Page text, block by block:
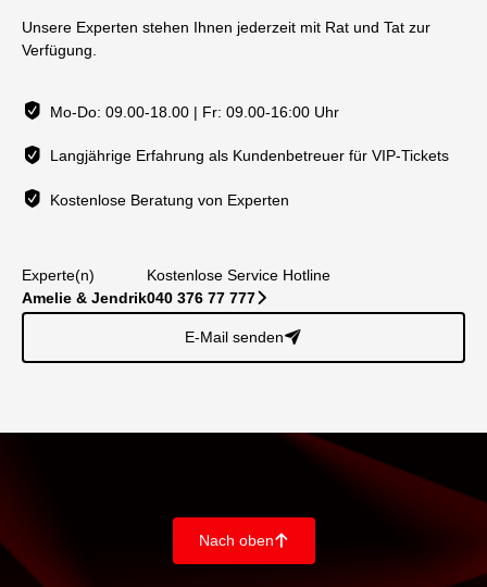
Unsere Experten stehen Ihnen jederzeit mit Rat und Tat zur
Verfügung.
Mo-Do: 09.00-18.00 | Fr: 09.00-16:00 Uhr
Langjährige Erfahrung als Kundenbetreuer für VIP-Tickets
Kostenlose Beratung von Experten
Experte(n)
Amelie & Jendrik
Kostenlose Service Hotline
040 376 77 777􀆊
E-Mail senden􀈠
Nach oben􀄨